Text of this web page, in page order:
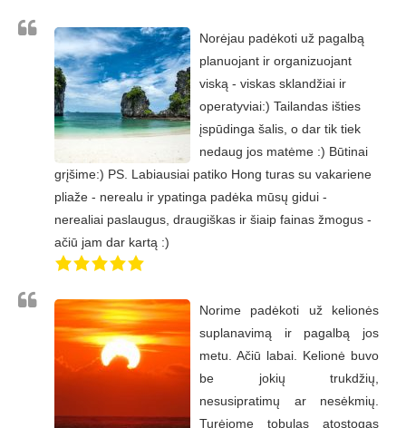
Norėjau padėkoti už pagalbą
planuojant ir organizuojant
viską - viskas sklandžiai ir
operatyviai:) Tailandas išties
įspūdinga šalis, o dar tik tiek
nedaug jos matėme :) Būtinai
grįšime:) PS. Labiausiai patiko Hong turas su vakariene
pliaže - nerealu ir ypatinga padėka mūsų gidui -
nerealiai paslaugus, draugiškas ir šiaip fainas žmogus -
ačiū jam dar kartą :)
Norime padėkoti už kelionės
suplanavimą ir pagalbą jos
metu. Ačiū labai. Kelionė buvo
be jokių trukdžių,
nesusipratimų ar nesėkmių.
Turėjome tobulas atostogas